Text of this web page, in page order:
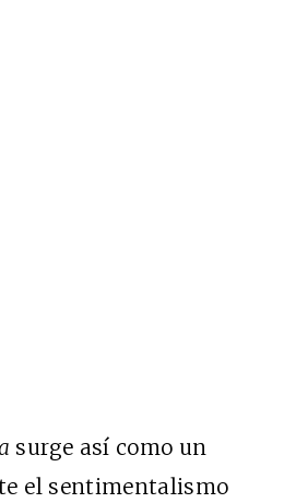
surge así como un
el sentimentalismo